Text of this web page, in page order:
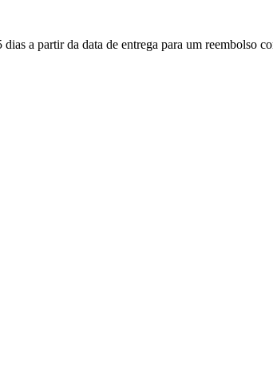
a partir da data de entrega para um reembolso